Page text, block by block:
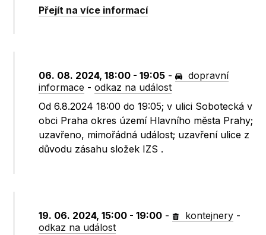
Přejít na více informací
06. 08. 2024, 18:00 - 19:05 -
dopravní
informace -odkaz na událost
Od 6.8.2024 18:00 do 19:05; v ulici Sobotecká v
obci Praha okres území Hlavního města Prahy;
uzavřeno, mimořádná událost; uzavření ulice z
důvodu zásahu složek IZS .
19. 06. 2024, 15:00 - 19:00 - kontejnery -
odkaz na událost